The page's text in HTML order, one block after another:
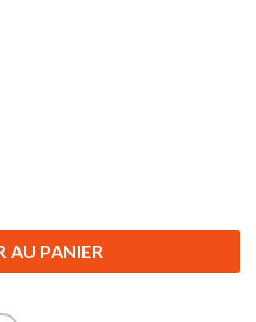
AU PANIER